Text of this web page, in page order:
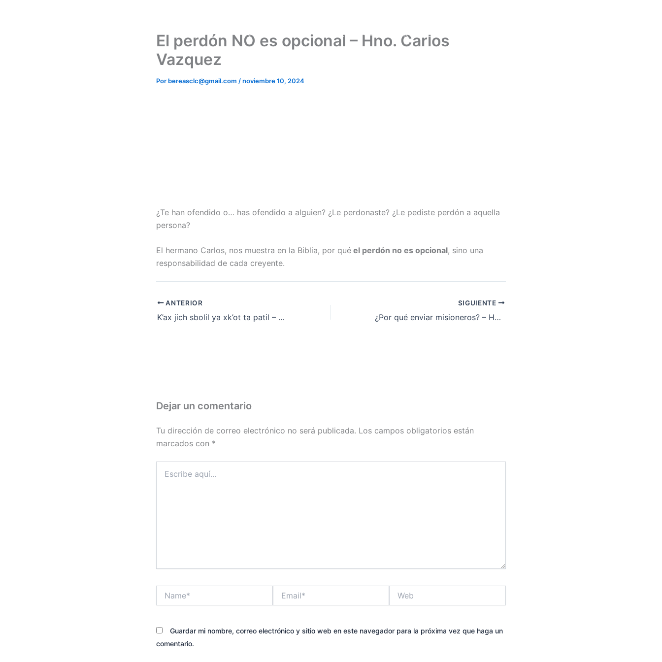
NOSOTROS DOCTRINAS PREDICACIONES
El perdón NO es opcional – Hno. Carlos
Vazquez
Por bereasclc@gmail.com /noviembre 10, 2024
¿Te han ofendido o… has ofendido a alguien? ¿Le perdonaste? ¿Le pediste perdón a aquella
persona?
El hermano Carlos, nos muestra en la Biblia, por qué el perdón no es opcional, sino una
responsabilidad de cada creyente.
ANTERIOR
K’ax jich sbolil ya xk’ot ta patil – Pr. Erminio Encinos
SIGUIENTE
¿Por qué enviar misioneros? – Hno. Miguel Gutiérrez
Dejar un comentario
Tu dirección de correo electrónico no será publicada. Los campos obligatorios están
marcados con *
aquí...
Guardar mi nombre, correo electrónico y sitio web en este navegador para la próxima vez que haga un
comentario.